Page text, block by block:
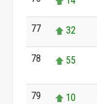
77 32
78 55
79 10